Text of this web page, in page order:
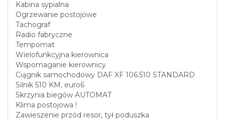
Kabina sypialna
Ogrzewanie postojowe
Tachograf
Radio fabryczne
Tempomat
Wielofunkcyjna kierownica
Wspomaganie kierownicy
Ciągnik samochodowy DAF XF 106.510 STANDARD
Silnik 510 KM, euro6
Skrzynia biegów AUTOMAT
Klima postojowa !
Zawieszenie przód resor, tył poduszka